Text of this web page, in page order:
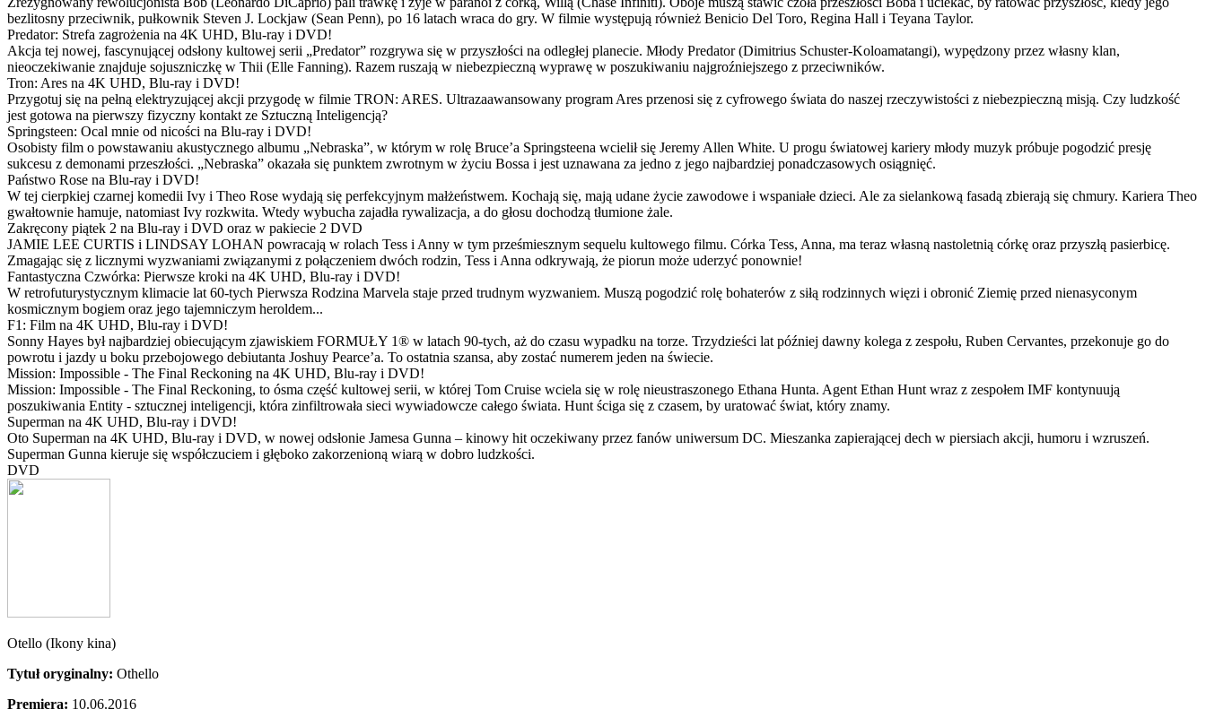
bezlitosny przeciwnik, pułkownik Steven J. Lockjaw (Sean Penn), po 16 latach wraca do gry. W filmie występują również Benicio Del Toro, Regina Hall i Teyana Taylor.
Predator: Strefa zagrożenia na 4K UHD, Blu-ray i DVD!
Akcja tej nowej, fascynującej odsłony kultowej serii „Predator” rozgrywa się w przyszłości na odległej planecie. Młody Predator (Dimitrius Schuster-Koloamatangi), wypędzony przez własny klan,
nieoczekiwanie znajduje sojuszniczkę w Thii (Elle Fanning). Razem ruszają w niebezpieczną wyprawę w poszukiwaniu najgroźniejszego z przeciwników.
Tron: Ares na 4K UHD, Blu-ray i DVD!
Przygotuj się na pełną elektryzującej akcji przygodę w filmie TRON: ARES. Ultrazaawansowany program Ares przenosi się z cyfrowego świata do naszej rzeczywistości z niebezpieczną misją. Czy ludzkość
jest gotowa na pierwszy fizyczny kontakt ze Sztuczną Inteligencją?
Springsteen: Ocal mnie od nicości na Blu-ray i DVD!
Osobisty film o powstawaniu akustycznego albumu „Nebraska”, w którym w rolę Bruce’a Springsteena wcielił się Jeremy Allen White. U progu światowej kariery młody muzyk próbuje pogodzić presję
sukcesu z demonami przeszłości. „Nebraska” okazała się punktem zwrotnym w życiu Bossa i jest uznawana za jedno z jego najbardziej ponadczasowych osiągnięć.
Państwo Rose na Blu-ray i DVD!
W tej cierpkiej czarnej komedii Ivy i Theo Rose wydają się perfekcyjnym małżeństwem. Kochają się, mają udane życie zawodowe i wspaniałe dzieci. Ale za sielankową fasadą zbierają się chmury. Kariera Theo
gwałtownie hamuje, natomiast Ivy rozkwita. Wtedy wybucha zajadła rywalizacja, a do głosu dochodzą tłumione żale.
Zakręcony piątek 2 na Blu-ray i DVD oraz w pakiecie 2 DVD
JAMIE LEE CURTIS i LINDSAY LOHAN powracają w rolach Tess i Anny w tym prześmiesznym sequelu kultowego filmu. Córka Tess, Anna, ma teraz własną nastoletnią córkę oraz przyszłą pasierbicę.
Zmagając się z licznymi wyzwaniami związanymi z połączeniem dwóch rodzin, Tess i Anna odkrywają, że piorun może uderzyć ponownie!
Fantastyczna Czwórka: Pierwsze kroki na 4K UHD, Blu-ray i DVD!
W retrofuturystycznym klimacie lat 60-tych Pierwsza Rodzina Marvela staje przed trudnym wyzwaniem. Muszą pogodzić rolę bohaterów z siłą rodzinnych więzi i obronić Ziemię przed nienasyconym
kosmicznym bogiem oraz jego tajemniczym heroldem...
F1: Film na 4K UHD, Blu-ray i DVD!
Sonny Hayes był najbardziej obiecującym zjawiskiem FORMUŁY 1® w latach 90-tych, aż do czasu wypadku na torze. Trzydzieści lat później dawny kolega z zespołu, Ruben Cervantes, przekonuje go do
powrotu i jazdy u boku przebojowego debiutanta Joshuy Pearce’a. To ostatnia szansa, aby zostać numerem jeden na świecie.
Mission: Impossible - The Final Reckoning na 4K UHD, Blu-ray i DVD!
Mission: Impossible - The Final Reckoning, to ósma część kultowej serii, w której Tom Cruise wciela się w rolę nieustraszonego Ethana Hunta. Agent Ethan Hunt wraz z zespołem IMF kontynuują
poszukiwania Entity - sztucznej inteligencji, która zinfiltrowała sieci wywiadowcze całego świata. Hunt ściga się z czasem, by uratować świat, który znamy.
Superman na 4K UHD, Blu-ray i DVD!
Oto Superman na 4K UHD, Blu-ray i DVD, w nowej odsłonie Jamesa Gunna – kinowy hit oczekiwany przez fanów uniwersum DC. Mieszanka zapierającej dech w piersiach akcji, humoru i wzruszeń.
Superman Gunna kieruje się współczuciem i głęboko zakorzenioną wiarą w dobro ludzkości.
DVD
Otello (Ikony kina)
Tytuł oryginalny: Othello
Premiera: 10.06.2016